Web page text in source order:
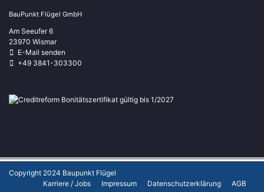
BauPunkt Flügel GmbH
Am Seeufer 6
23970 Wismar
E-Mail senden
+49 3841-303300
Copyright 2024 Baupunkt Flügel
Karriere / Jobs
Impressum Datenschutzerklärung AGB